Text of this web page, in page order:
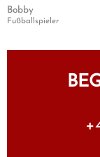
Bobby
Fußballspieler